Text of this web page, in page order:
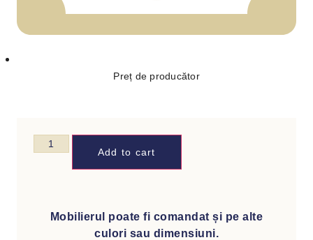
Preț de producător
Add to cart
Mobilierul poate fi comandat și pe alte
culori sau dimensiuni.